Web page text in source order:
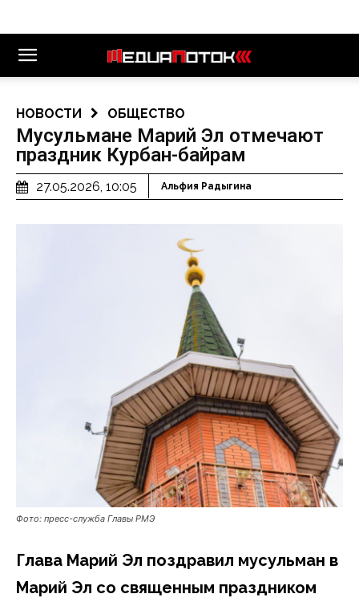
НОВОСТИ ОБЩЕСТВО
Мусульмане Марий Эл отмечают
праздник Курбан-байрам
27.05.2026, 10:05 Альфия Радыгина
Фото: пресс-служба Главы РМЭ
Глава Марий Эл поздравил мусульман в
Марий Эл со священным праздником